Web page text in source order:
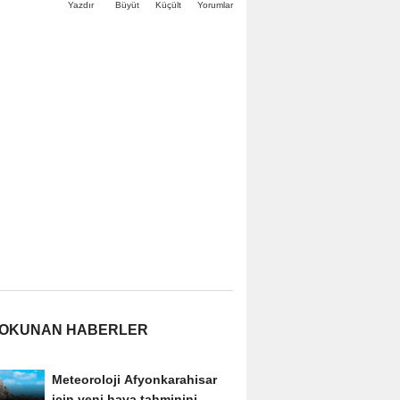
Yazdır Büyüt Küçült Yorumlar
HABERLER
Meteoroloji Afyonkarahisar